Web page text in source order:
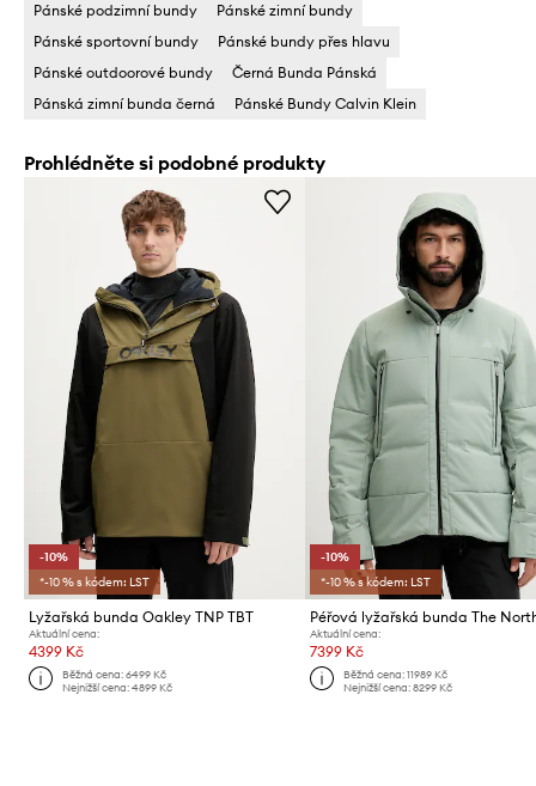
Pánské podzimní bundy
Pánské zimní bundy
Pánské sportovní bundy
Pánské bundy přes hlavu
Pánské outdoorové bundy
Černá Bunda Pánská
Pánská zimní bunda černá
Pánské Bundy Calvin Klein
Prohlédněte si podobné produkty
-10%
*-10 % s kódem: LST
Lyžařská bunda Oakley TNP TBT
Aktuální cena:
4399 Kč
Běžná cena:6499 Kč
Nejnižší cena:4899 Kč
-10%
*-10 % s kódem: LST
Aktuální cena:
7399 Kč
Běžná cena: 11989 Kč
Nejnižší cena: 8299 Kč